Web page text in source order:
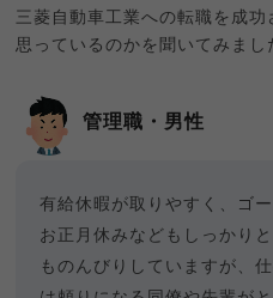
三菱自動車工業への転職を成功
思っているのかを聞いてみまし
管理職・男性
有給休暇が取りやすく、ゴ
お正月休みなどもしっかり
ものんびりしていますが、